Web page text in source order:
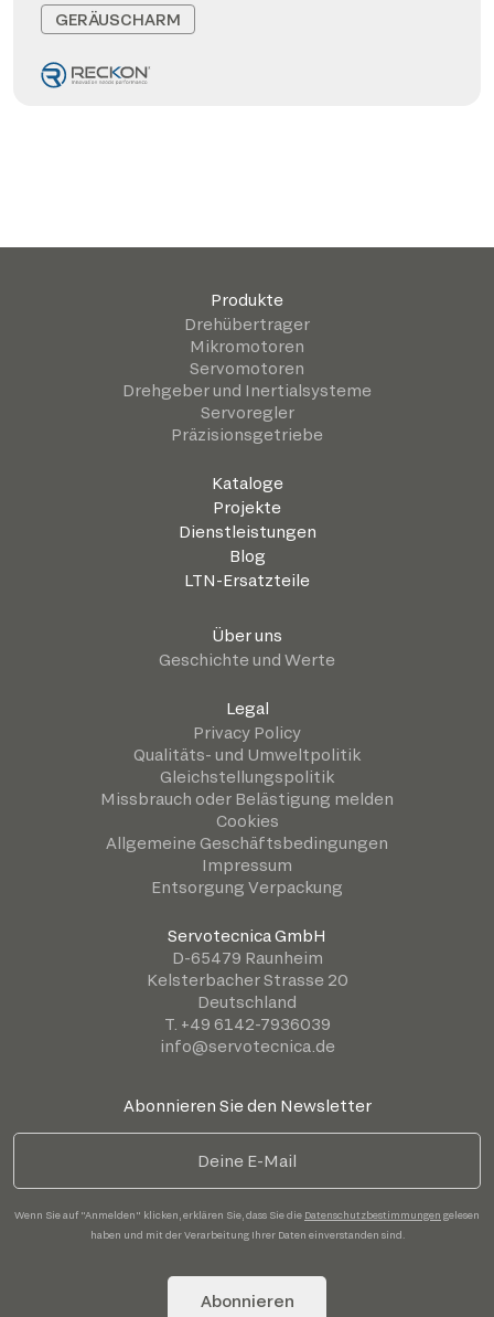
GERÄUSCHARM
Produkte
Drehübertrager
Mikromotoren
Servomotoren
Drehgeber und Inertialsysteme
Servoregler
Präzisionsgetriebe
Kataloge
Projekte
Dienstleistungen
Blog
LTN-Ersatzteile
Über uns
Geschichte und Werte
Legal
Privacy Policy
Qualitäts- und Umweltpolitik
Gleichstellungspolitik
Missbrauch oder Belästigung melden
Cookies
Allgemeine Geschäftsbedingungen
Impressum
Entsorgung Verpackung
Servotecnica GmbH
D-65479 Raunheim
Kelsterbacher Strasse 20
Deutschland
T. +49 6142-7936039
info@servotecnica.de
Abonnieren Sie den Newsletter
Wenn Sie auf "Anmelden" klicken, erklären Sie, dass Sie die Datenschutzbestimmungen gelesen
haben und mit der Verarbeitung Ihrer Daten einverstanden sind.
Abonnieren